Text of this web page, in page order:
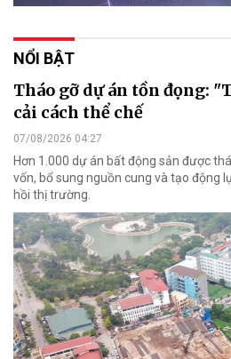
NỔI BẬT
Tháo gỡ dự án tồn đọng:
cải cách thể chế
07/08/2026 04:27
Hơn 1.000 dự án bất động sản được
vốn, bổ sung nguồn cung và tạo động
hồi thị trường.